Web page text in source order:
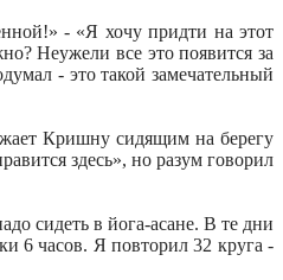
- «Я хочу придти на этот
Неужели все это появится за
- это такой замечательный
Кришну сидящим на берегу
здесь», но разум говорил
сидеть в йога-асане. В те дни
6 часов. Я повторил 32 круга -